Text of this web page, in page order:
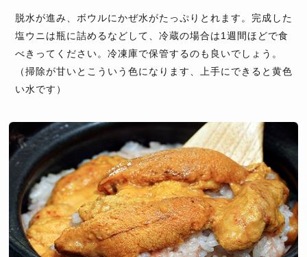
脱水が進み、ボウルにかぜ水がたっぷりとれます。完成した
塩ウニは瓶に詰めるなどして、冷蔵の場合は1週間ほどで食
べきってください。冷凍庫で保管するのも良いでしょう。
（掃除が甘いとこういう色になります、上手にできると黄色
い水です）